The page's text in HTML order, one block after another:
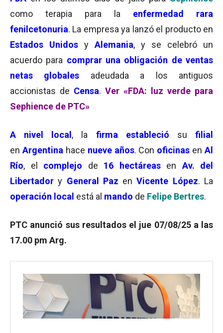
como terapia para la enfermedad rara
fenilcetonuria. La empresa ya lanzó el producto en
Estados Unidos y Alemania, y se celebró un
acuerdo para comprar una obligación de ventas
netas globales
adeudada a los antiguos
accionistas de Censa. Ver «FDA: luz verde para
Sephience de PTC»
A nivel local , la firma estableció sufilial
en Argentina hace nueve años. Con oficinas en Al
Río, el complejo de 16 hectáreasen Av. del
Libertador y General Paz enVicente López. La
operación local está al mando de Felipe Bertres.
PTC anunció sus resultados el jue 07/08/25 a las
17.00 pm Arg.